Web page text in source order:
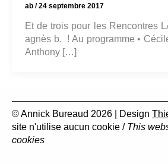
ab /24 septembre 2017
Et de trois pour les Rencontres
agnès b. ! Au programme •
Anthony […]
© Annick Bureaud 2026 | Design
site n'utilise aucun cookie / This
cookies